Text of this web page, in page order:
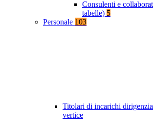
Consulenti e
tabelle) 5
Personale 103
Titolari di incarichi
vertice